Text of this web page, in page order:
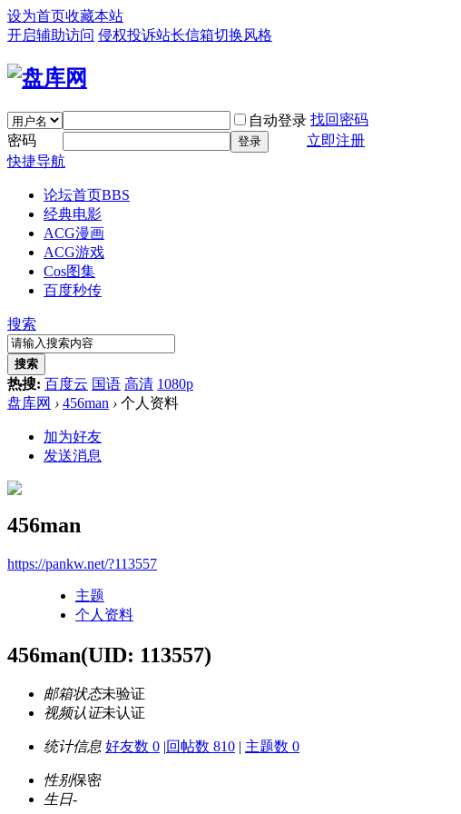
设为首页收藏本站
开启辅助访问 侵权投诉站长信箱切换风格
自动登录 找回密码
密码
登录
立即注册
快捷导航
论坛首页BBS
经典电影
ACG漫画
ACG游戏
Cos图集
百度秒传
搜索
搜索
热搜: 百度云 国语 高清 1080p
盘库网 › 456man › 个人资料
加为好友
发送消息
456man
https://pankw.net/?113557
主题
个人资料
456man(UID: 113557)
邮箱状态未验证
视频认证未认证
统计信息 好友数 0 |回帖数 810 | 主题数 0
性别保密
生日-